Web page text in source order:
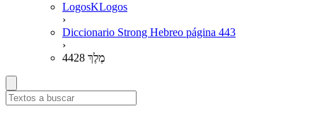
LogosKLogos
›
Diccionario Strong Hebreo página 443
›
4428 מֶלֶךְ